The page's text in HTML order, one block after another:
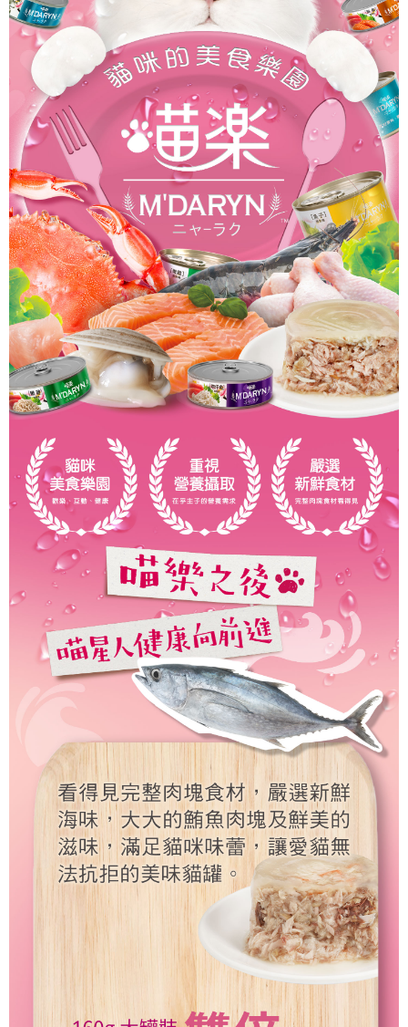
【注意事項】
1.本服務係由「台灣大哥大股份有限公司」（以下簡稱本公司）所提供，讓
用戶於交易時，得透過本服務購買商品或服務，並由商店將買賣／分期付款
買賣價金債權讓與本公司後，依約使用本公司帳單繳交帳款。
2.基於同意付款使用「大哥付你分期」之契約關係目的，商店將以您的個人
資料（包含姓名、電話或地址）提供予台灣大哥大進項蒐集、處理及利用，
由本公司與您本人進行分期帳單所需資料之確認、核對及更正。
3.完整用戶服務條款，請詳閱以下連結：https://oppay.tw/userRule
３．收到繳費通知簡訊後14天內，點擊此簡訊中的連結，可透過四大超商／
ATM／網路銀行／等多元方式進行付款，方視為交易完成。
※ 請注意：結帳手續完成當下不需立刻繳費，但若您需要取消訂單，請聯絡
購買商品的店家。未經商家同意取消之訂單仍視為有效，需透過AFTEE先享
後付繳納相關費用。
※ 交易是否成功請以「AFTEE先享後付 」之結帳頁面顯示為準，若有關於
是否繳費成功／繳費後需取消欲退款等相關疑問，請聯繫「AFTEE先享後付
客戶支援中心」
https://netprotections.freshdesk.com/support/home
【注意事項】
１．透過由恩沛科技股份有限公司提供之「AFTEE先享後付」服務完成之交
易，需依本服務之必要範圍內提供個人資料，並將交易相關給付款項請求債
權轉讓予恩沛科技股份有限公司。
２．關於個人資料處理事宜，請瀏覽以下網址：
https://aftee.tw/terms/#terms3
３．未成年的使用者請事先徵得法定代理人或監護人之同意方可使用
「AFTEE先享後付」，若未經同意申辦者引起之損失，本公司不負相關責
任。
４．使用「AFTEE先享後付」時，將依據個別帳號之用戶狀況，依本公司即
時審查核予不同之上限額度；若仍有額度不足之情形，本公司將視審查結果
請求用戶進行身份認證。
５．嚴禁一人註冊多個帳號或使用他人資訊註冊。若發現惡意使用之情形，
恩沛科技股份有限公司將有權停止該用戶之使用額度並採取法律行動。
離島宅配
每筆NT$180
貨到付款
每筆NT$95，滿NT$1,000(含以上)免運費